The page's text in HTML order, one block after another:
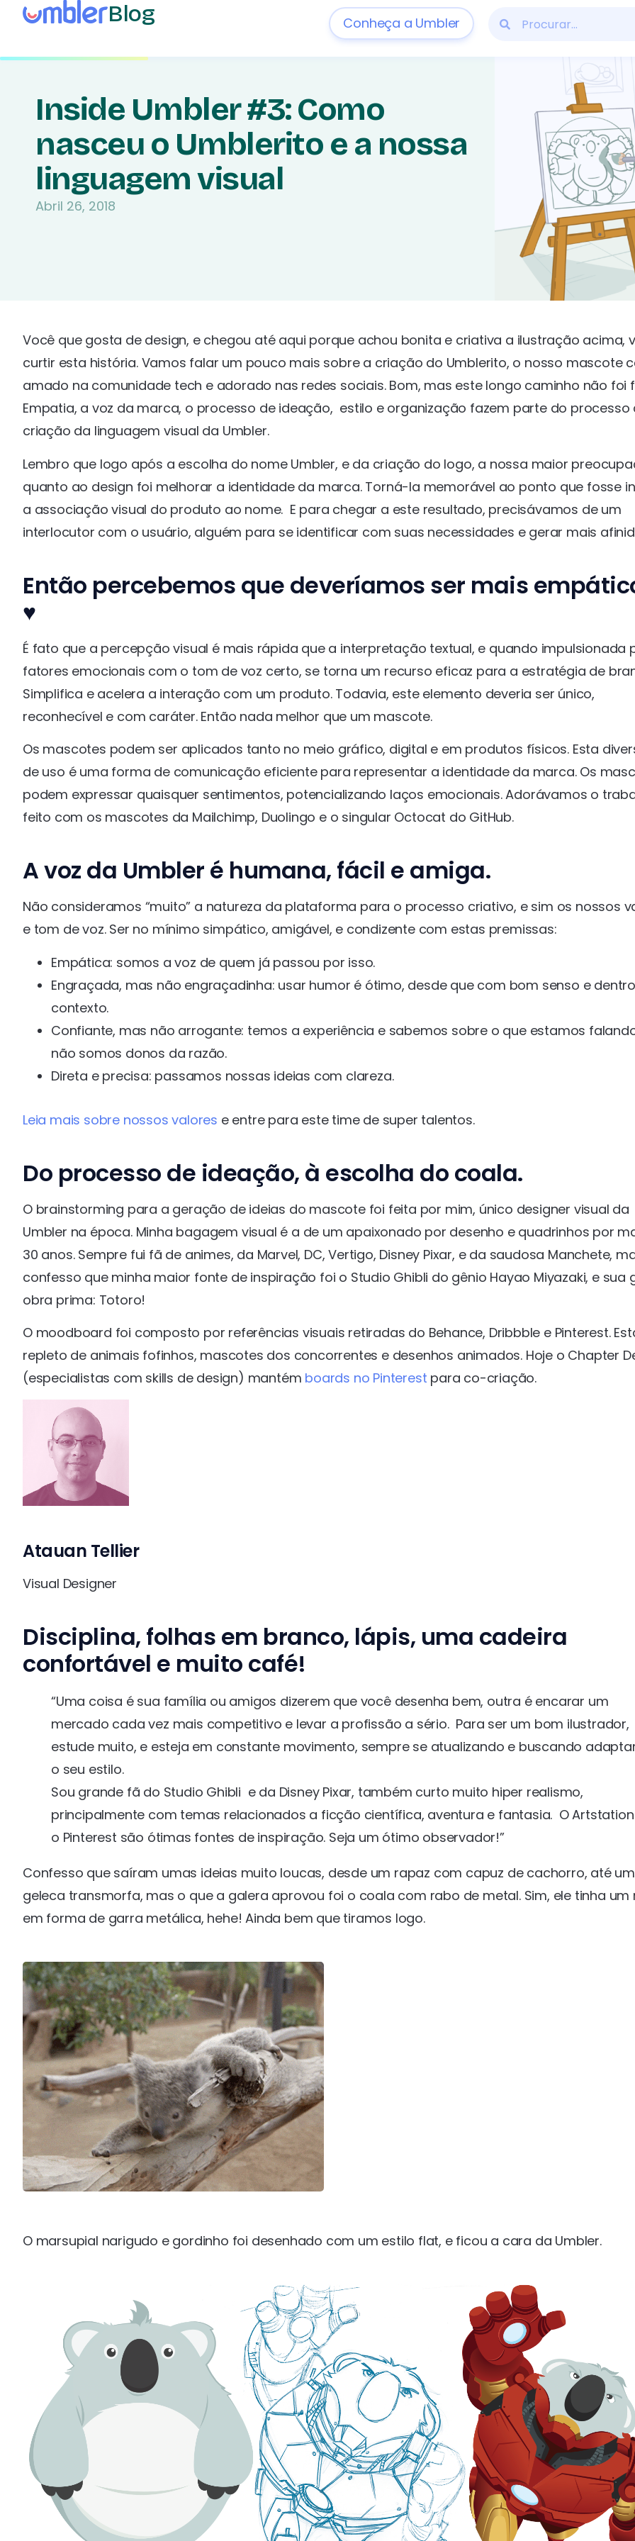
Blog Conheça a Umbler
Inside Umbler #3: Como
nasceu o Umblerito e a nossa
linguagem visual
Abril 26, 2018
Você que gosta de design, e chegou até aqui porque achou bonita e criativa a ilustração acima,
curtir esta história. Vamos falar um pouco mais sobre a criação do Umblerito, o nosso mascote
amado na comunidade tech e adorado nas redes sociais. Bom, mas este longo caminho não foi
Empatia, a voz da marca, o processo de ideação, estilo e organização fazem parte do processo
criação da linguagem visual da Umbler.
Lembro que logo após a escolha do nome Umbler, e da criação do logo, a nossa maior
quanto ao design foi melhorar a identidade da marca. Torná-la memorável ao ponto que fosse
a associação visual do produto ao nome. E para chegar a este resultado, precisávamos de um
interlocutor com o usuário, alguém para se identificar com suas necessidades e gerar mais
Então percebemos que deveríamos ser mais
♥
É fato que a percepção visual é mais rápida que a interpretação textual, e quando impulsionada
fatores emocionais com o tom de voz certo, se torna um recurso eficaz para a estratégia de
Simplifica e acelera a interação com um produto. Todavia, este elemento deveria ser único,
reconhecível e com caráter. Então nada melhor que um mascote.
Os mascotes podem ser aplicados tanto no meio gráfico, digital e em produtos físicos. Esta
de uso é uma forma de comunicação eficiente para representar a identidade da marca. Os
podem expressar quaisquer sentimentos, potencializando laços emocionais. Adorávamos o
feito com os mascotes da Mailchimp, Duolingo e o singular Octocat do GitHub.
A voz da Umbler é humana, fácil e amiga.
Não consideramos “muito” a natureza da plataforma para o processo criativo, e sim os nossos
e tom de voz. Ser no mínimo simpático, amigável, e condizente com estas premissas:
Empática: somos a voz de quem já passou por isso.
Engraçada, mas não engraçadinha: usar humor é ótimo, desde que com bom senso e
contexto.
Confiante, mas não arrogante: temos a experiência e sabemos sobre o que estamos
não somos donos da razão.
Direta e precisa: passamos nossas ideias com clareza.
Leia mais sobre nossos valores e entre para este time de super talentos.
Do processo de ideação, à escolha do coala.
O brainstorming para a geração de ideias do mascote foi feita por mim, único designer visual da
Umbler na época. Minha bagagem visual é a de um apaixonado por desenho e quadrinhos por
30 anos. Sempre fui fã de animes, da Marvel, DC, Vertigo, Disney Pixar, e da saudosa Manchete,
confesso que minha maior fonte de inspiração foi o Studio Ghibli do gênio Hayao Miyazaki, e sua
obra prima: Totoro!
O moodboard foi composto por referências visuais retiradas do Behance, Dribbble e Pinterest.
repleto de animais fofinhos, mascotes dos concorrentes e desenhos animados. Hoje o Chapter
(especialistas com skills de design) mantém boards no Pinterest para co-criação.
Atauan Tellier
Visual Designer
Disciplina, folhas em branco, lápis, uma cadeira
confortável e muito café!
“Uma coisa é sua família ou amigos dizerem que você desenha bem, outra é encarar um
mercado cada vez mais competitivo e levar a profissão a sério. Para ser um bom ilustrador,
estude muito, e esteja em constante movimento, sempre se atualizando e buscando
o seu estilo.
Sou grande fã do Studio Ghibli e da Disney Pixar, também curto muito hiper realismo,
principalmente com temas relacionados a ficção científica, aventura e fantasia. O
o Pinterest são ótimas fontes de inspiração. Seja um ótimo observador!”
Confesso que saíram umas ideias muito loucas, desde um rapaz com capuz de cachorro, até
geleca transmorfa, mas o que a galera aprovou foi o coala com rabo de metal. Sim, ele tinha um
em forma de garra metálica, hehe! Ainda bem que tiramos logo.
O marsupial narigudo e gordinho foi desenhado com um estilo flat, e ficou a cara da Umbler.